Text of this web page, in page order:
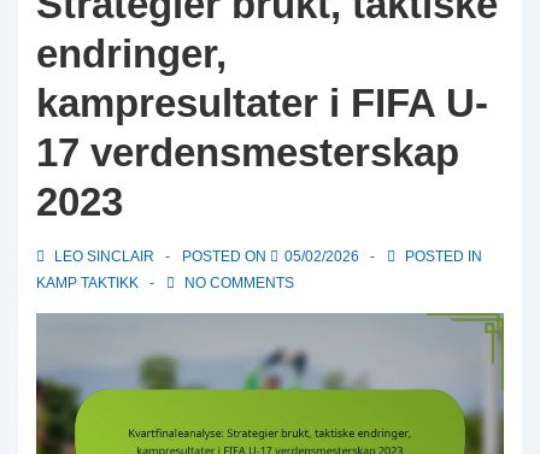
endringer,
kampresultater i FIFA U-
17 verdensmesterskap
2023
LEO SINCLAIR POSTED ON 05/02/2026
POSTED IN
KAMP TAKTIKK
NO COMMENTS